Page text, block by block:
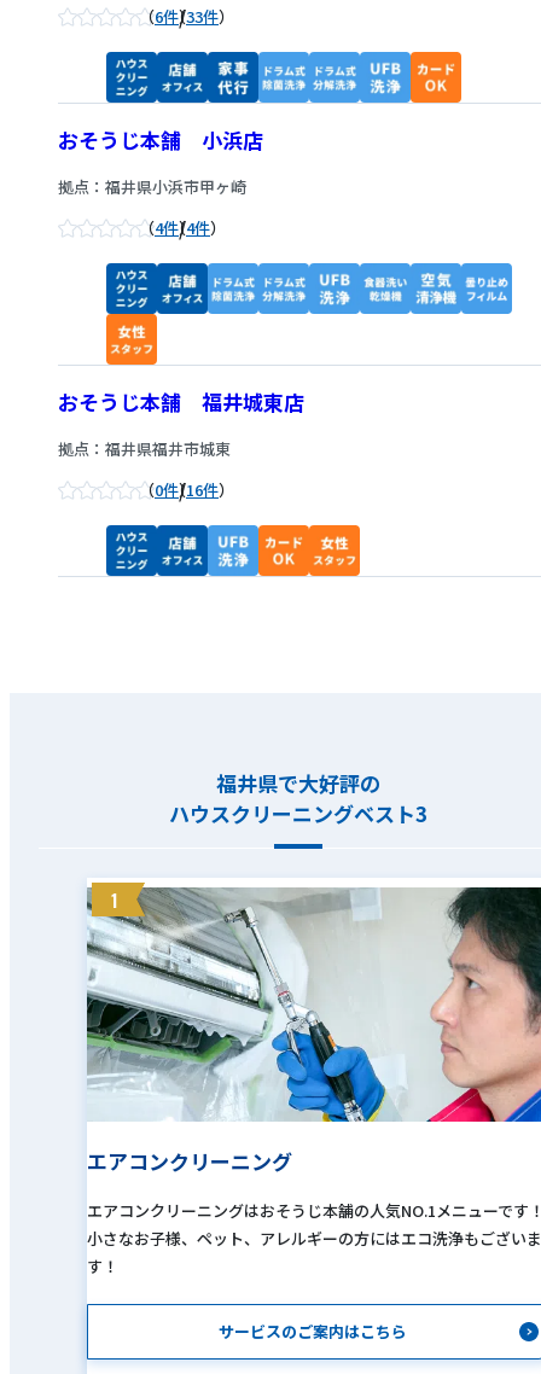
6件/33件
おそうじ本舗 小浜店
拠点：福井県小浜市甲ヶ崎
4件/4件
おそうじ本舗 福井城東店
拠点：福井県福井市城東
0件/16件
福井県で大好評の
ハウスクリーニングベスト3
1
エアコンクリーニング
エアコンクリーニングはおそうじ本舗の人気NO.1メニューです
小さなお子様、ペット、アレルギーの方にはエコ洗浄もございま
す！
サービスのご案内はこちら